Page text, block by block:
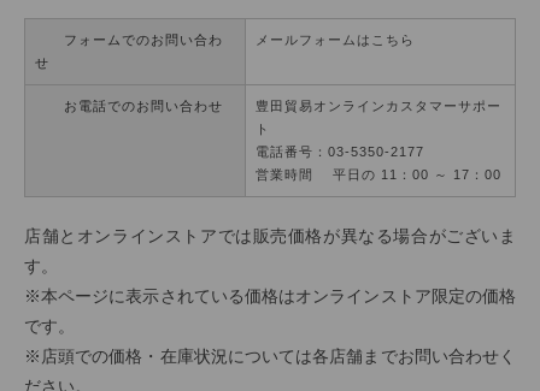
フォームでのお問い合わ
せ
メールフォームはこちら
お電話でのお問い合わせ
豊田貿易オンラインカスタマーサポー
ト
電話番号：03-5350-2177
営業時間 平日の 11：00 ～ 17：00
店舗とオンラインストアでは販売価格が異なる場合がございま
す。
※本ページに表示されている価格はオンラインストア限定の価格
です。
※店頭での価格・在庫状況については各店舗までお問い合わせく
ださい。